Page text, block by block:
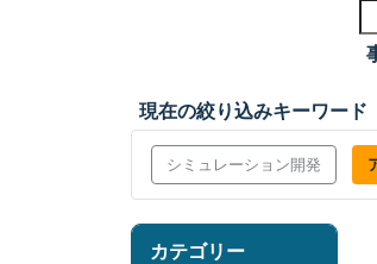
現在の絞り込みキーワード
シミュレーション開発
カテゴリー